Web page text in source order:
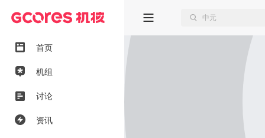
首页
机组
讨论
资讯